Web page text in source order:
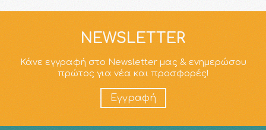
NEWSLETTER
Κάνε εγγραφή στο Newsletter μας & ενημερώσου
πρώτος για νέα και προσφορές!
Εγγραφή